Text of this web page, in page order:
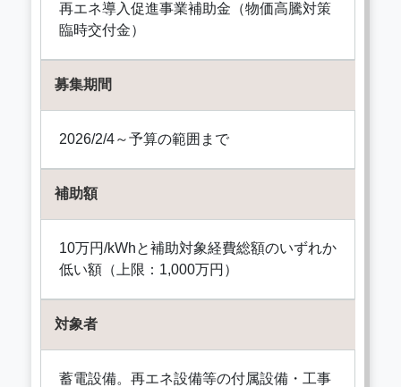
再エネ導入促進事業補助金（物価高騰対策
臨時交付金）
募集期間
2026/2/4～予算の範囲まで
補助額
10万円/kWhと補助対象経費総額のいずれか
低い額（上限：1,000万円）
対象者
蓄電設備。再エネ設備等の付属設備・工事